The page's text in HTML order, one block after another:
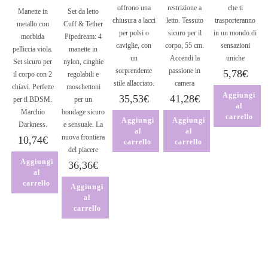
Manette in
metallo con
morbida
pelliccia viola.
Set sicuro per
il corpo con 2
chiavi. Perfette
per il BDSM.
Marchio
Darkness.
10,74€
Aggiungi
al
carrello
Set da letto
Cuff & Tether
Pipedream: 4
manette in
nylon, cinghie
regolabili e
moschettoni
per un
bondage sicuro
e sensuale. La
nuova frontiera
del piacere
36,36€
Aggiungi
al
carrello
offrono una
chiusura a lacci
per polsi o
caviglie, con
un
sorprendente
stile allacciato.
35,53€
Aggiungi
al
carrello
restrizione a
letto. Tessuto
sicuro per il
corpo, 55 cm.
Accendi la
passione in
camera
41,28€
Aggiungi
al
carrello
che ti
trasporteranno
in un mondo di
sensazioni
uniche
5,78€
Aggiungi
al
carrello